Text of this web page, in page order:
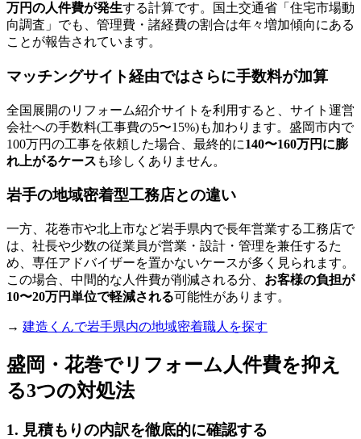
万円の人件費が発生する計算です。国土交通省「住宅市場動
向調査」でも、管理費・諸経費の割合は年々増加傾向にある
ことが報告されています。
マッチングサイト経由ではさらに手数料が加算
全国展開のリフォーム紹介サイトを利用すると、サイト運営
会社への手数料(工事費の5〜15%)も加わります。盛岡市内で
100万円の工事を依頼した場合、最終的に140〜160万円に膨
れ上がるケース も珍しくありません。
岩手の地域密着型工務店との違い
一方、花巻市や北上市など岩手県内で長年営業する工務店で
は、社長や少数の従業員が営業・設計・管理を兼任するた
め、専任アドバイザーを置かないケースが多く見られます。
この場合、中間的な人件費が削減される分、 お客様の負担が
10〜20万円単位で軽減される可能性があります。
→ 建造くんで岩手県内の地域密着職人を探す
盛岡・花巻でリフォーム人件費を抑え
る3つの対処法
1. 見積もりの内訳を徹底的に確認する